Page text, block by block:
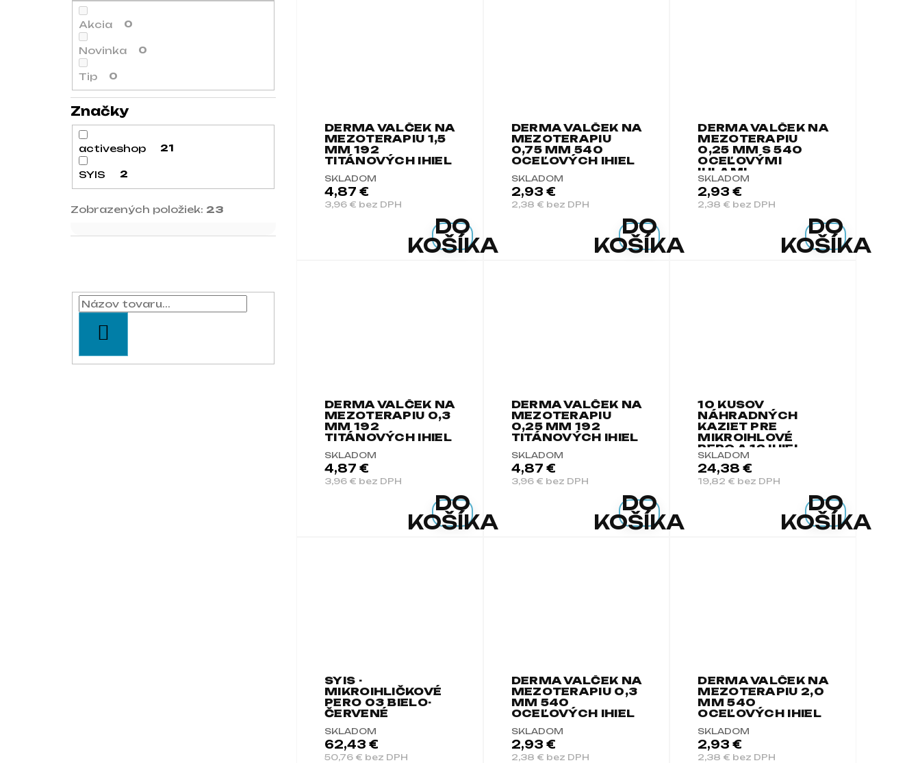
Akcia 0
Novinka 0
Tip 0
Značky
activeshop 21
SYIS 2
Zobrazených položiek: 23
DERMA VALČEK NA
MEZOTERAPIU 1,5
MM 192
TITÁNOVÝCH IHIEL
SKLADOM
3,96 € bez DPH
4,87 €
DO
KOŠÍKA
DERMA VALČEK NA
MEZOTERAPIU
0,75 MM 540
OCEĽOVÝCH IHIEL
SKLADOM
2,38 € bez DPH
2,93 €
DO
KOŠÍKA
DERMA VALČEK NA
MEZOTERAPIU
0,25 MM S 540
OCEĽOVÝMI
IHLAMI
SKLADOM
2,38 € bez DPH
2,93 €
DO
KOŠÍKA
DERMA VALČEK NA
MEZOTERAPIU 0,3
MM 192
TITÁNOVÝCH IHIEL
SKLADOM
3,96 € bez DPH
4,87 €
DO
KOŠÍKA
DERMA VALČEK NA
MEZOTERAPIU
0,25 MM 192
TITÁNOVÝCH IHIEL
SKLADOM
3,96 € bez DPH
4,87 €
DO
KOŠÍKA
10 KUSOV
NÁHRADNÝCH
KAZIET PRE
MIKROIHLOVÉ
PERO A 12 IHIEL
SKLADOM
19,82 € bez DPH
24,38 €
DO
KOŠÍKA
SYIS -
MIKROIHLIČKOVÉ
PERO 03 BIELO-
ČERVENÉ
SKLADOM
50,76 € bez DPH
62,43 €
DERMA VALČEK NA
MEZOTERAPIU 0,3
MM 540
OCEĽOVÝCH IHIEL
SKLADOM
2,38 € bez DPH
2,93 €
DERMA VALČEK NA
MEZOTERAPIU 2,0
MM 540
OCEĽOVÝCH IHIEL
SKLADOM
2,38 € bez DPH
2,93 €